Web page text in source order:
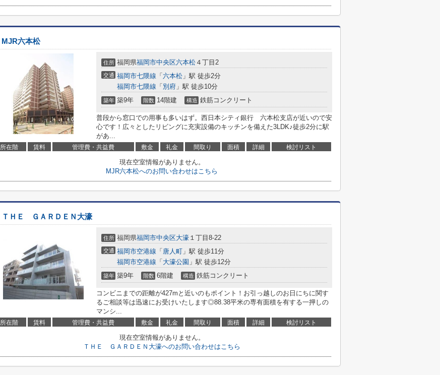
MJR六本松
住所 福岡県福岡市中央区六本松 ４丁目2
交通 福岡市七隈線 「 六本松 」駅 徒歩2分
福岡市七隈線 「 別府 」駅 徒歩10分
築年 築9年 階数 14階建 構造 鉄筋コンクリート
普段から窓口での用事も多いはず。西日本シティ銀行 六本松支店が近いので安
心です！広々としたリビングに充実設備のキッチンを備えた3LDK♪徒歩2分に駅
があ...
所在階 賃料 管理費・共益費 敷金 礼金 間取り 面積 詳細 検討リスト
現在空室情報がありません。
MJR六本松へのお問い合わせはこちら
ＴＨＥ ＧＡＲＤＥＮ大濠
住所 福岡県福岡市中央区大濠 １丁目8-22
交通 福岡市空港線 「 唐人町 」駅 徒歩11分
福岡市空港線 「 大濠公園 」駅 徒歩12分
築年 築9年 階数 6階建 構造 鉄筋コンクリート
コンビニまでの距離が427mと近いのもポイント！お引っ越しのお日にちに関す
るご相談等は迅速にお受けいたします◎88.38平米の専有面積を有する一押しの
マンシ...
所在階 賃料 管理費・共益費 敷金 礼金 間取り 面積 詳細 検討リスト
現在空室情報がありません。
ＴＨＥ ＧＡＲＤＥＮ大濠へのお問い合わせはこちら